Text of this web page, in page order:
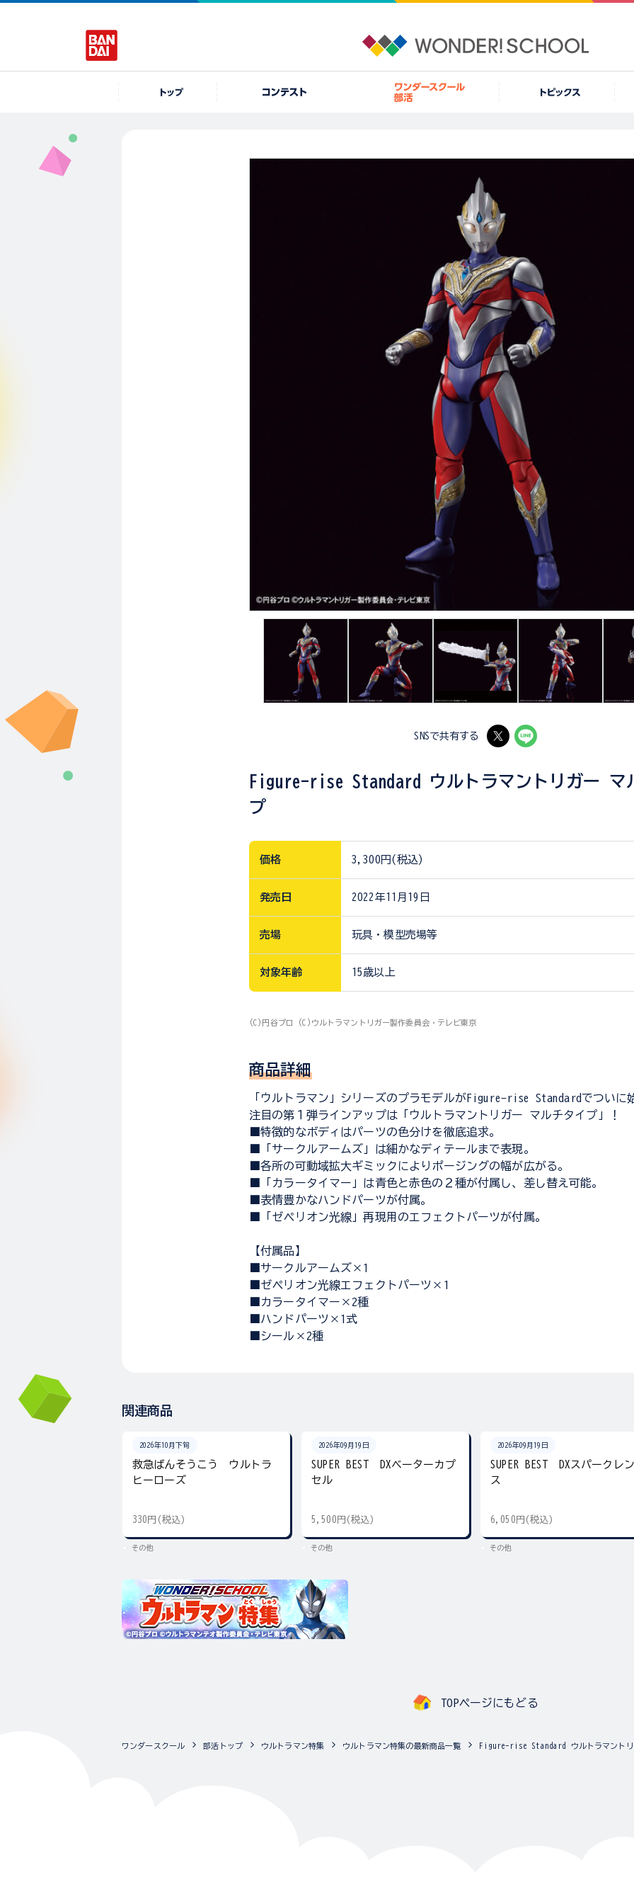
SNSで共有する
Figure-rise Standard ウルトラマントリガー マ
プ
価格 3,300円(税込)
発売日 2022年11月19日
売場 玩具・模型売場等
対象年齢 15歳以上
(C)円谷プロ (C)ウルトラマントリガー製作委員会・テレビ東京
商品詳細
「ウルトラマン」シリーズのプラモデルがFigure-rise Standardでついに
注目の第１弾ラインアップは「ウルトラマントリガー マルチタイプ」！
■特徴的なボディはパーツの色分けを徹底追求。
■「サークルアームズ」は細かなディテールまで表現。
■各所の可動域拡大ギミックによりポージングの幅が広がる。
■「カラータイマー」は青色と赤色の２種が付属し、差し替え可能。
■表情豊かなハンドパーツが付属。
■「ゼペリオン光線」再現用のエフェクトパーツが付属。
【付属品】
■サークルアームズ×1
■ゼペリオン光線エフェクトパーツ×1
■カラータイマー×2種
■ハンドパーツ×1式
■シール×2種
関連商品
2026年10月下旬
救急ばんそうこう ウルトラ
ヒーローズ
330円(税込)
その他
2026年09月19日
SUPER BEST DXベーターカプ
セル
5,500円(税込)
その他
2026年09月19日
SUPER BEST DXスパークレン
ス
6,050円(税込)
その他
TOPページにもどる
ワンダースクール 部活トップ ウルトラマン特集 ウルトラマン特集の最新商品一覧 Figure-rise Standard ウルトラマントリ